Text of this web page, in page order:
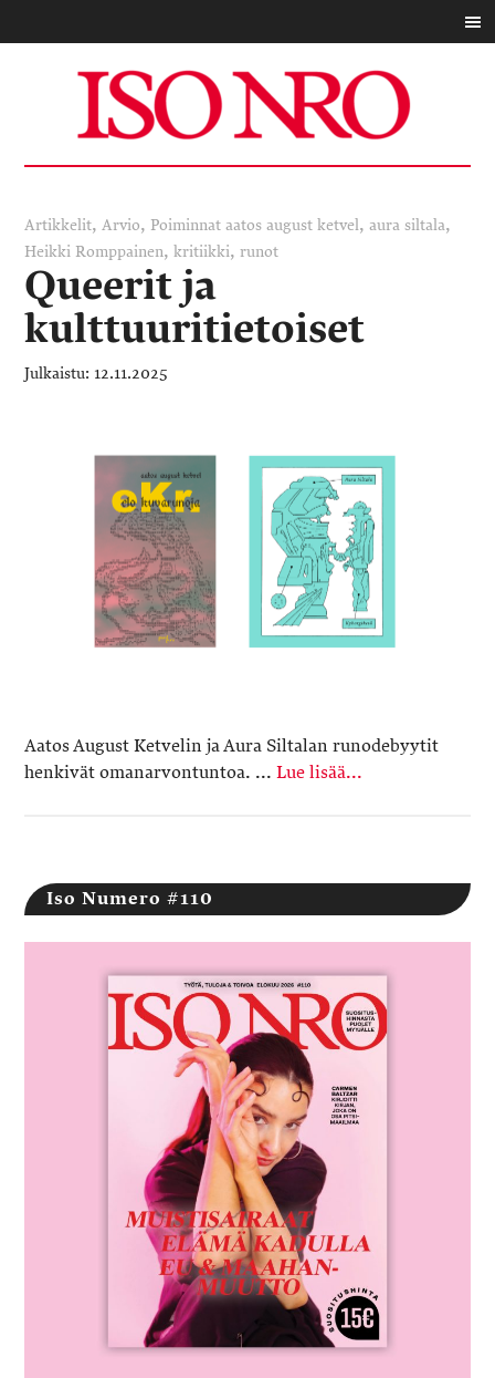
Artikkelit,Arvio, Poiminnat aatos august ketvel,aura siltala,
Heikki Romppainen,kritiikki,runot
Queerit ja
kulttuuritietoiset
12.11.2025
Aatos August Ketvelin ja Aura Siltalan runodebyytit
henkivät omanarvontuntoa. ...Lue lisää...
Iso Numero #110